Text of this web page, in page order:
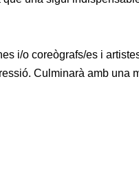
i/o coreògrafs/es i
Culminarà amb una